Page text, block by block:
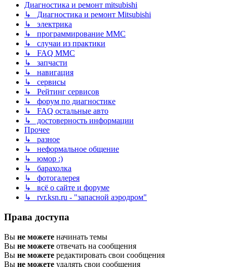
Диагностика и ремонт mitsubishi
↳ Диагностика и ремонт Mitsubishi
↳ электрика
↳ программирование MMC
↳ случаи из практики
↳ FAQ MMC
↳ запчасти
↳ навигация
↳ сервисы
↳ Рейтинг сервисов
↳ форум по диагностике
↳ FAQ остальные авто
↳ достоверность информации
Прочее
↳ разное
↳ неформальное общение
↳ юмор :)
↳ барахолка
↳ фотогалерея
↳ всё о сайте и форуме
↳ rvr.ksn.ru - "запасной аэродром"
Права доступа
Вы не можете начинать темы
Вы не можете отвечать на сообщения
Вы не можете редактировать свои сообщения
Вы не можете удалять свои сообщения